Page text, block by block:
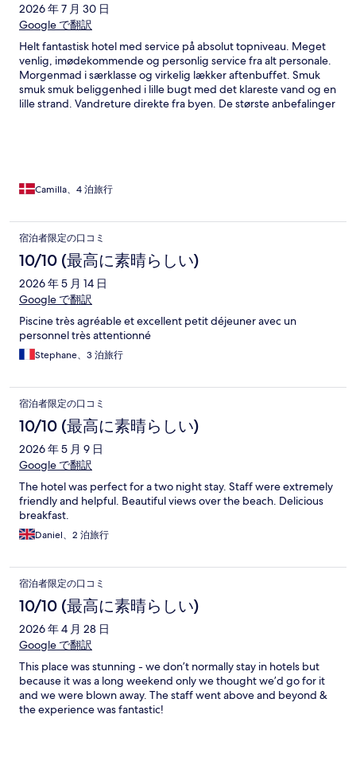
2026 年 7 月 30 日
Google で翻訳
Helt fantastisk hotel med service på absolut topniveau. Meget
venlig, imødekommende og personlig service fra alt personale.
Morgenmad i særklasse og virkelig lækker aftenbuffet. Smuk
smuk smuk beliggenhed i lille bugt med det klareste vand og en
lille strand. Vandreture direkte fra byen. De største anbefalinger
Camilla、4 泊旅行
宿泊者限定の口コミ
10/10 (最高に素晴らしい)
2026 年 5 月 14 日
Google で翻訳
Piscine très agréable et excellent petit déjeuner avec un
personnel très attentionné
Stephane、3 泊旅行
宿泊者限定の口コミ
10/10 (最高に素晴らしい)
2026 年 5 月 9 日
Google で翻訳
The hotel was perfect for a two night stay. Staff were extremely
friendly and helpful. Beautiful views over the beach. Delicious
breakfast.
Daniel、2 泊旅行
宿泊者限定の口コミ
10/10 (最高に素晴らしい)
2026 年 4 月 28 日
Google で翻訳
This place was stunning - we don’t normally stay in hotels but
because it was a long weekend only we thought we’d go for it
and we were blown away. The staff went above and beyond &
the experience was fantastic!